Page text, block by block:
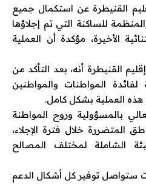
القنيطرة عن استكمال جميع
للساكنة التي تم إجلاؤها
الأخيرة، مؤكدة أن العملية
القنيطرة أنه، بعد التأكد من
المواطنات والمواطنين
هذه العملية بشكل كامل.
بالمسؤولية وروح المواطنة
المتضررة خلال فترة الإجلاء،
الشاملة لمختلف المصالح
ستواصل توفير كل أشكال الدعم